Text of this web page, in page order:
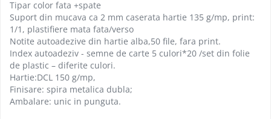
Tipar color fata +spate
Suport din mucava ca 2 mm caserata hartie 135 g/mp, print:
1/1, plastifiere mata fata/verso
Notite autoadezive din hartie alba,50 file, fara print.
Index autoadeziv - semne de carte 5 culori*20 /set din folie
de plastic – diferite culori.
Hartie:DCL 150 g/mp,
Finisare: spira metalica dubla;
Ambalare: unic in punguta.